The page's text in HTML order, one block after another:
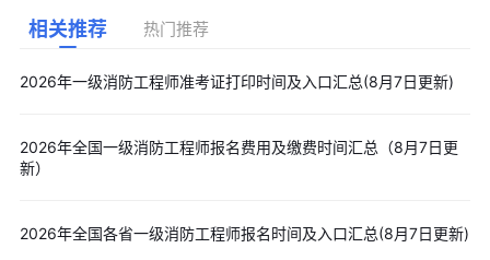
相关推荐 热门推荐
2026年一级消防工程师准考证打印时间及入口汇总(8月7日更新)
2026年全国一级消防工程师报名费用及缴费时间汇总（8月7日更
新）
2026年全国各省一级消防工程师报名时间及入口汇总(8月7日更新)